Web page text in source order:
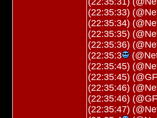
(22:35:33)
(22:35:34)
(22:35:35)
(22:35:36)
(22:35:3
(22:35:45)
(22:35:45)
(22:35:46)
(22:35:46)
(22:35:47)